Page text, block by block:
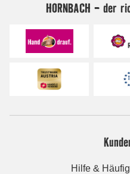
HORNBACH - der
Hilfe &